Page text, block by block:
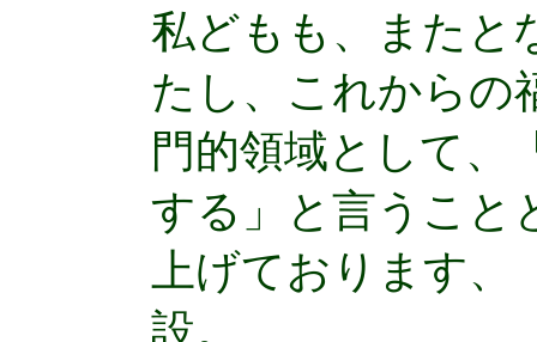
私どもも、またと
たし、これからの
門的領域として、
する」と言うこと
上げております
設。